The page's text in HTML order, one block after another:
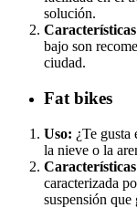
solución.
bajo son
ciudad.
Fat bikes
Uso: ¿Te gusta
la nieve o la
caracterizada
suspensión que